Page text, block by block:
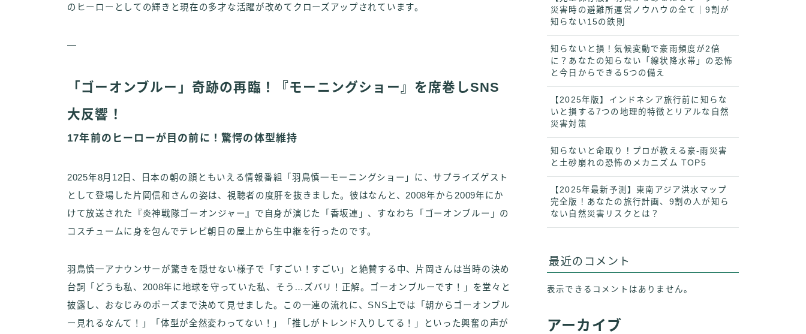
のヒーローとしての輝きと現在の多才な活躍が改めてクローズアップされています。
—
「ゴーオンブルー」奇跡の再臨！『モーニングショー』を席巻しSNS
大反響！
17年前のヒーローが目の前に！驚愕の体型維持
2025年8月12日、日本の朝の顔ともいえる情報番組「羽鳥慎一モーニングショー」に、サプライズゲスト
として登場した片岡信和さんの姿は、視聴者の度肝を抜きました。彼はなんと、2008年から2009年にか
けて放送された『炎神戦隊ゴーオンジャー』で自身が演じた「香坂連」、すなわち「ゴーオンブルー」の
コスチュームに身を包んでテレビ朝日の屋上から生中継を行ったのです。
羽鳥慎一アナウンサーが驚きを隠せない様子で「すごい！すごい」と絶賛する中、片岡さんは当時の決め
台詞「どうも私、2008年に地球を守っていた私、そう…ズバリ！正解。ゴーオンブルーです！」を堂々と
披露し、おなじみのポーズまで決めて見せました。この一連の流れに、SNS上では「朝からゴーオンブル
ー見れるなんて！」「体型が全然変わってない！」「推しがトレンド入りしてる！」といった興奮の声が
災害時の避難所運営ノウハウの全て｜9割が
知らない15の鉄則
知らないと損！気候変動で豪雨頻度が2倍
に？あなたの知らない「線状降水帯」の恐怖
と今日からできる5つの備え
【2025年版】インドネシア旅行前に知らな
いと損する7つの地理的特徴とリアルな自然
災害対策
知らないと命取り！プロが教える豪-雨災害
と土砂崩れの恐怖のメカニズム TOP5
【2025年最新予測】東南アジア洪水マップ
完全版！あなたの旅行計画、9割の人が知ら
ない自然災害リスクとは？
最近のコメント
表示できるコメントはありません。
アーカイブ